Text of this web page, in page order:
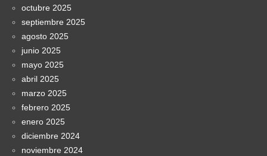
octubre 2025
septiembre 2025
agosto 2025
junio 2025
mayo 2025
abril 2025
marzo 2025
febrero 2025
enero 2025
diciembre 2024
noviembre 2024